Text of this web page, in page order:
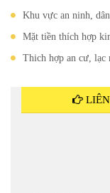
Khu vực an ninh,
Mặt tiền thích hợp
Thich hợp an cư, lạc